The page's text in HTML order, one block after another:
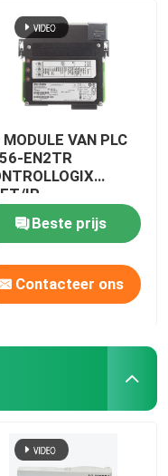
MODULE VAN PLC
EN2TR
IP
Beste prijs
Contacteer ons